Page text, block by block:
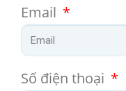
Email
Số điện thoại